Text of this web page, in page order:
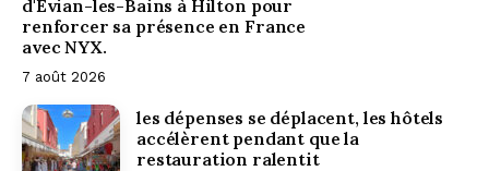
d'Évian-les-Bains à Hilton pour
renforcer sa présence en France
avec NYX.
7 août 2026
les dépenses se déplacent, les hôtels
accélèrent pendant que la
restauration ralentit